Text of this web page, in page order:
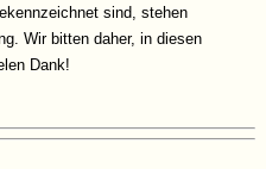
sind, stehen
Wir bitten daher, in diesen
Dank!